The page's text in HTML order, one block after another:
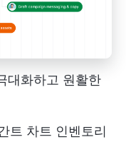
대화하고 원활한
트 차트 인벤토리